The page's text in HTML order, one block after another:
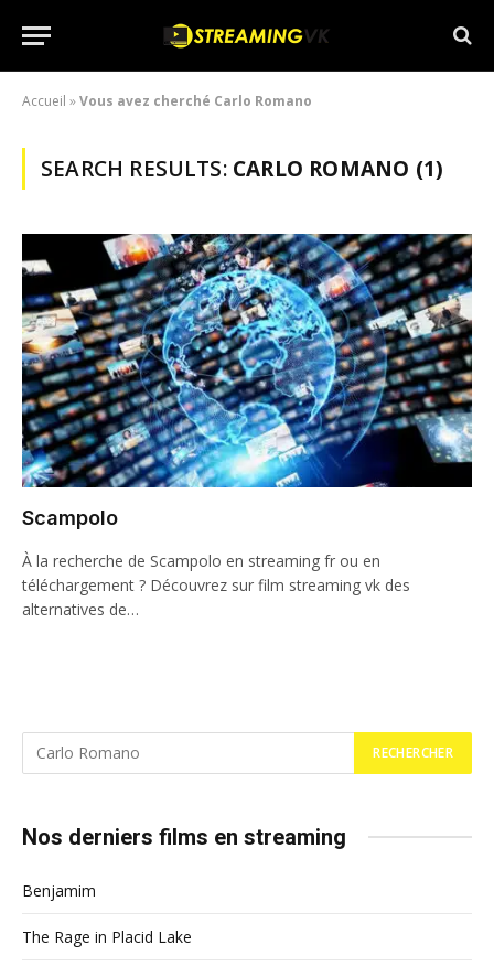
Accueil »Vous avez cherché Carlo Romano
SEARCH RESULTS: CARLO ROMANO (1)
Scampolo
À la recherche de Scampolo en streaming fr ou en
téléchargement ? Découvrez sur film streaming vk des
alternatives de…
Nos derniers films en streaming
Benjamim
The Rage in Placid Lake